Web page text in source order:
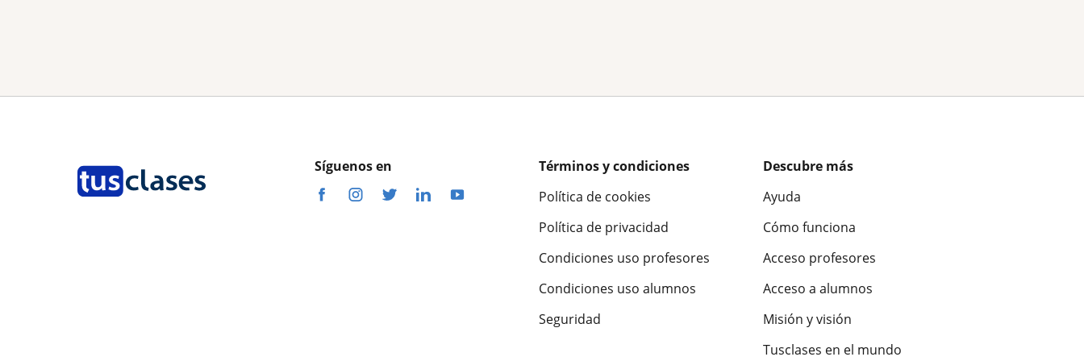
Síguenos en
Términos y condiciones
Política de cookies
Política de privacidad
Condiciones uso profesores
Condiciones uso alumnos
Seguridad
Descubre más
Ayuda
Cómo funciona
Acceso profesores
Acceso a alumnos
Misión y visión
Tusclases en el mundo